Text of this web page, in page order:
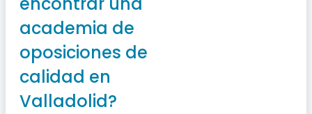
academia de
oposiciones de
calidad en
Valladolid?